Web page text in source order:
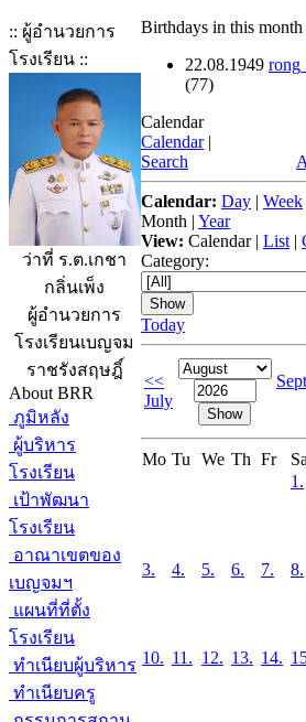
:: ผู้อำนวยการ
โรงเรียน ::
ว่าที่ ร.ต.เกชา
กลิ่นเพ็ง
ผู้อำนวยการ
โรงเรียนเบญจม
ราชรังสฤษฎิ์
About BRR
ภูมิหลัง
ผู้บริหาร
โรงเรียน
เป้าพัฒนา
โรงเรียน
อาณาเขตของ
เบญจมฯ
แผนที่ที่ตั้ง
โรงเรียน
ทำเนียบผู้บริหาร
ทำเนียบครู
Birthdays in this month
22.08.1949
(77)
Calendar
Calendar |
Search
Calendar: Day | Week
Month | Year
View: Calendar| List |
Category:
Today
<<
July
Mo Tu We Th Fr Sa
1.
3. 4. 5. 6. 7. 8.
10. 11. 12. 13. 14.